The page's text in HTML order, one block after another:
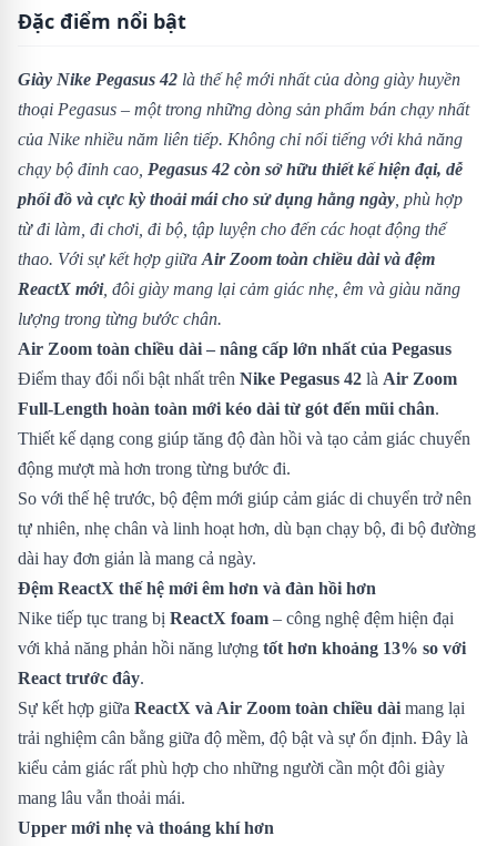
Đặc điểm nổi bật
Giày Nike Pegasus 42 là thế hệ mới nhất của dòng giày huyền
thoại Pegasus – một trong những dòng sản phẩm bán chạy nhất
của Nike nhiều năm liên tiếp. Không chỉ nổi tiếng với khả năng
chạy bộ đỉnh cao, Pegasus 42 còn sở hữu thiết kế hiện đại, dễ
phối đồ và cực kỳ thoải mái cho sử dụng hằng ngày , phù hợp
từ đi làm, đi chơi, đi bộ, tập luyện cho đến các hoạt động thể
thao. Với sự kết hợp giữa Air Zoom toàn chiều dài và đệm
ReactX mới, đôi giày mang lại cảm giác nhẹ, êm và giàu năng
lượng trong từng bước chân.
Air Zoom toàn chiều dài – nâng cấp lớn nhất của Pegasus
Điểm thay đổi nổi bật nhất trên Nike Pegasus 42 là Air Zoom
Full-Length hoàn toàn mới kéo dài từ gót đến mũi chân.
Thiết kế dạng cong giúp tăng độ đàn hồi và tạo cảm giác chuyển
động mượt mà hơn trong từng bước đi.
So với thế hệ trước, bộ đệm mới giúp cảm giác di chuyển trở nên
tự nhiên, nhẹ chân và linh hoạt hơn, dù bạn chạy bộ, đi bộ đường
dài hay đơn giản là mang cả ngày.
Đệm ReactX thế hệ mới êm hơn và đàn hồi hơn
Nike tiếp tục trang bị ReactX foam – công nghệ đệm hiện đại
với khả năng phản hồi năng lượng tốt hơn khoảng 13% so với
React trước đây.
Sự kết hợp giữa ReactX và Air Zoom toàn chiều dài mang lại
trải nghiệm cân bằng giữa độ mềm, độ bật và sự ổn định. Đây là
kiểu cảm giác rất phù hợp cho những người cần một đôi giày
mang lâu vẫn thoải mái.
Upper mới nhẹ và thoáng khí hơn